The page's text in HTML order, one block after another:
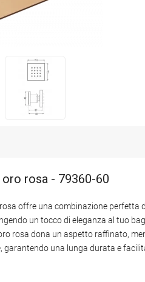
rosa - 79360-60
offre una combinazione
un tocco di eleganza al tuo
rosa dona un aspetto raffinato,
una lunga durata e